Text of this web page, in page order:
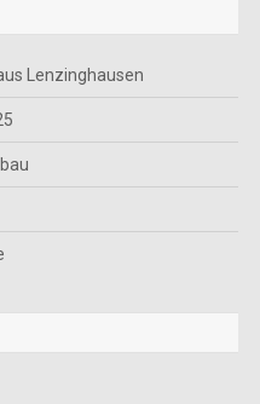
Lenzinghausen